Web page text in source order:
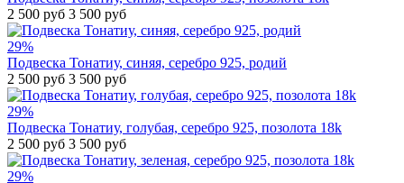
2 500 руб 3 500 руб
29%
Подвеска Тонатиу, синяя, серебро 925, родий
2 500 руб 3 500 руб
29%
Подвеска Тонатиу, голубая, серебро 925, позолота 18k
2 500 руб 3 500 руб
29%